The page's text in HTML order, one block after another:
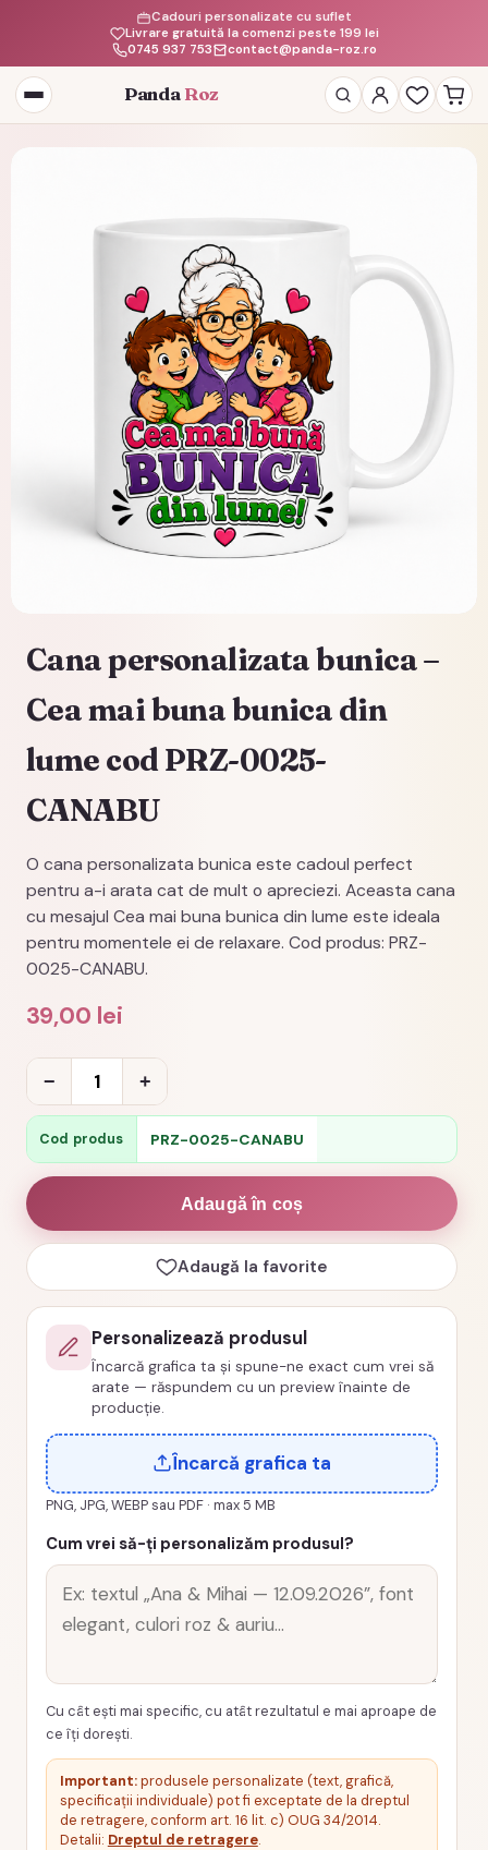
Livrare gratuită la comenzi peste 199 lei
Cadouri personalizate cu suflet
0745 937 753
contact@panda-roz.ro
Deschide
meniul
Panda Roz
Cana personalizata bunica –
Cea mai buna bunica din
lume cod PRZ-0025-
CANABU
O cana personalizata bunica este cadoul perfect
pentru a-i arata cat de mult o apreciezi. Aceasta cana
cu mesajul Cea mai buna bunica din lume este ideala
pentru momentele ei de relaxare. Cod produs: PRZ-
0025-CANABU.
39,00 lei
−
Cantitate
Cana
personalizata
bunica
-
Cea
mai
buna
bunica
lume
PRZ-
0025-
CANABU
+
Cod produs PRZ-0025-CANABU
Adaugă în coș
Adaugă la favorite
Personalizează produsul
Încarcă grafica ta și spune-ne exact cum vrei să
arate — răspundem cu un preview înainte de
producție.
Încarcă grafica ta
PNG, JPG, WEBP sau PDF · max 5 MB
Cum vrei să-ți personalizăm produsul?
Cu cât ești mai specific, cu atât rezultatul e mai aproape de
ce îți dorești.
Important:produsele personalizate (text, grafică,
specificații individuale) pot fi exceptate de la dreptul
de retragere, conform art. 16 lit. c) OUG 34/2014.
Detalii: Dreptul de retragere.